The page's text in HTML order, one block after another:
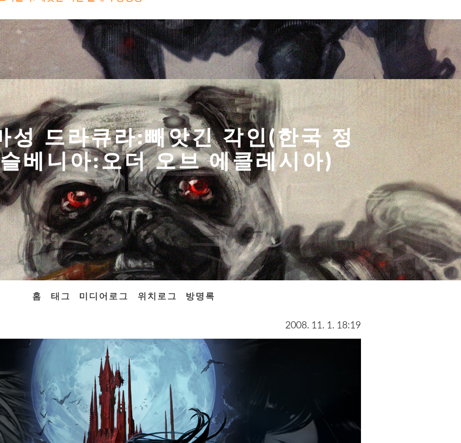
성 드라큐라:빼앗긴 각인(한국 정
베니아:오더 오브 에클레시아)
홈 태그 미디어로그 위치로그 방명록
2008. 11. 1. 18:19